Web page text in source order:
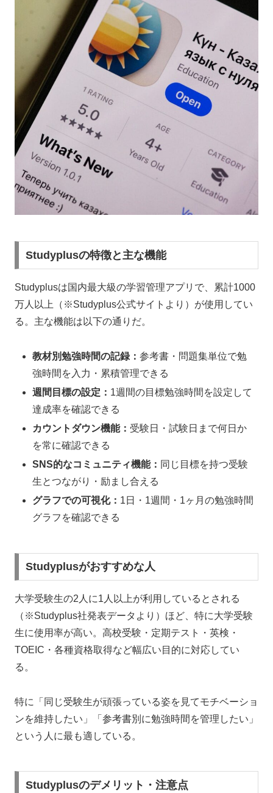
Studyplusの特徴と主な機能
Studyplusは国内最大級の学習管理アプリで、累計1000
万人以上（※Studyplus公式サイトより）が使用してい
る。主な機能は以下の通りだ。
教材別勉強時間の記録：参考書・問題集単位で勉
強時間を入力・累積管理できる
週間目標の設定： 1週間の目標勉強時間を設定して
達成率を確認できる
カウントダウン機能： 受験日・試験日まで何日か
を常に確認できる
SNS的なコミュニティ機能： 同じ目標を持つ受験
生とつながり・励まし合える
グラフでの可視化： 1日・1週間・1ヶ月の勉強時間
グラフを確認できる
Studyplusがおすすめな人
大学受験生の2人に1人以上が利用しているとされる
（※Studyplus社発表データより）ほど、特に大学受験
生に使用率が高い。高校受験・定期テスト・英検・
TOEIC・各種資格取得など幅広い目的に対応してい
る。
特に「同じ受験生が頑張っている姿を見てモチベーショ
ンを維持したい」「参考書別に勉強時間を管理したい」
という人に最も適している。
Studyplusのデメリット・注意点